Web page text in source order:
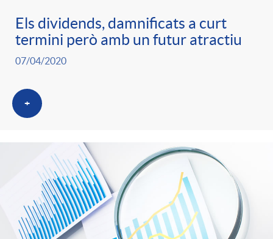
Els dividends, damnificats a curt
termini però amb un futur atractiu
07/04/2020
+